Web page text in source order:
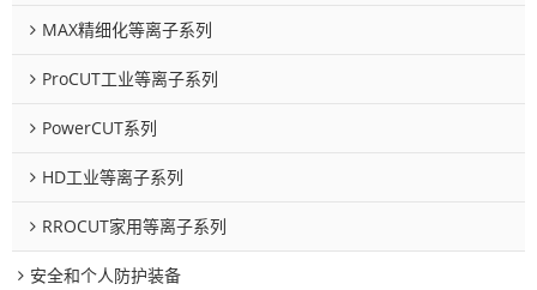
MAX精细化等离子系列
ProCUT工业等离子系列
PowerCUT系列
HD工业等离子系列
RROCUT家用等离子系列
安全和个人防护装备